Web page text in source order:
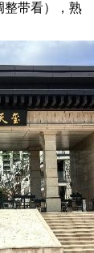
整带看），熟